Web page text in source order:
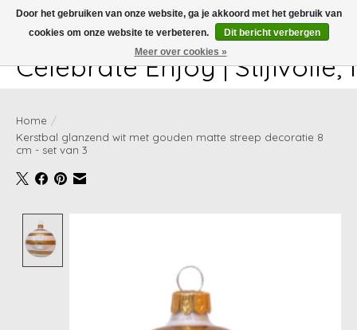
White-glove delivery available at checkout!
Celebrate Enjoy |
Home /
Kerstbal glanzend wit met gouden matte streep decoratie 8
cm - set van 3
Door het gebruiken van onze website, ga je akkoord met het gebruik van
cookies om onze website te verbeteren.
Dit bericht verbergen
Meer over cookies »